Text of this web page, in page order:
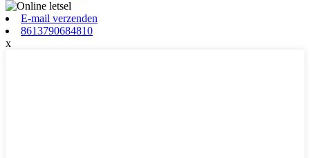
E-mail verzenden
8613790684810
x